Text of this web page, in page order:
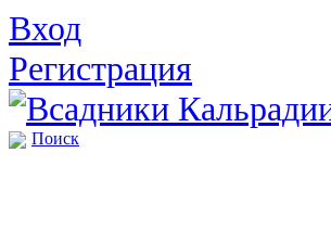
Вход
Регистрация
Поиск